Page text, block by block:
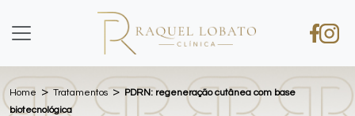
Home > Tratamentos > PDRN: regeneração cutânea com base
biotecnológica